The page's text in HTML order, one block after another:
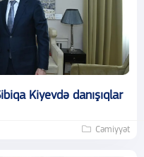
Kiyevdə danışıqlar
Cəmiyyət